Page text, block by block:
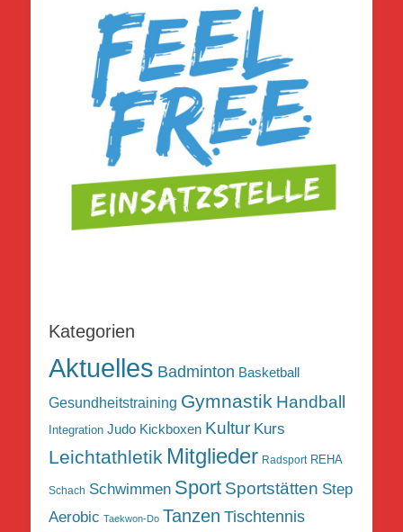
Kategorien
Aktuelles Badminton Basketball
Gesundheitstraining Gymnastik Handball
Integration Judo Kickboxen Kultur Kurs
Leichtathletik Mitglieder Radsport REHA
Schach Schwimmen Sport Sportstätten Step
Aerobic Taekwon-Do Tanzen Tischtennis